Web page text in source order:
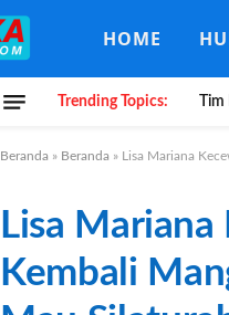
HOME
Trending Topics:
Beranda » Beranda » Lisa Mariana
Lisa Mariana
Kembali